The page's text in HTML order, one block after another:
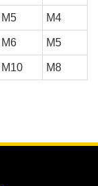
M5 M4
M6 M5
M10 M8